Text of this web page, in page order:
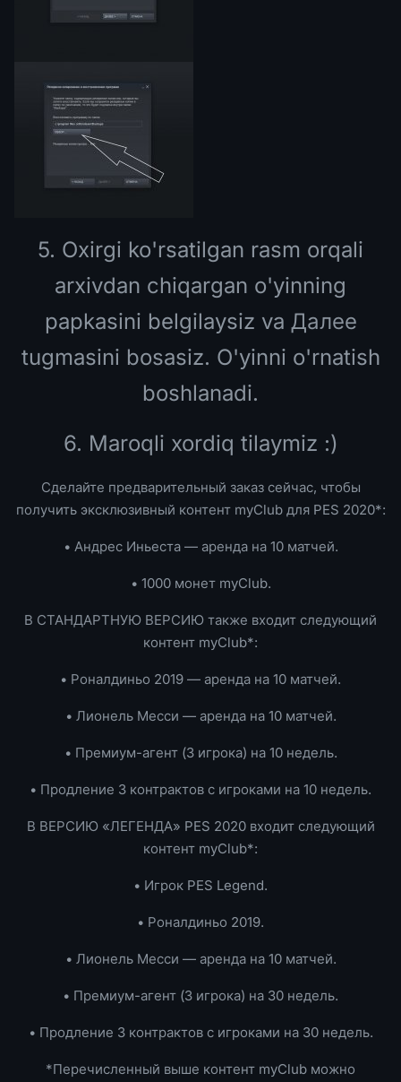
5. Oxirgi ko'rsatilgan rasm orqali
arxivdan chiqargan o'yinning
papkasini belgilaysiz va Далее
tugmasini bosasiz. O'yinni o'rnatish
boshlanadi.
6. Maroqli xordiq tilaymiz :)
Сделайте предварительный заказ сейчас, чтобы
получить эксклюзивный контент myClub для PES 2020*:
• Андрес Иньеста — аренда на 10 матчей.
• 1000 монет myClub.
В СТАНДАРТНУЮ ВЕРСИЮ также входит следующий
контент myClub*:
• Роналдиньо 2019 — аренда на 10 матчей.
• Лионель Месси — аренда на 10 матчей.
• Премиум-агент (3 игрока) на 10 недель.
• Продление 3 контрактов с игроками на 10 недель.
В ВЕРСИЮ «ЛЕГЕНДА» PES 2020 входит следующий
контент myClub*:
• Игрок PES Legend.
• Роналдиньо 2019.
• Лионель Месси — аренда на 10 матчей.
• Премиум-агент (3 игрока) на 30 недель.
• Продление 3 контрактов с игроками на 30 недель.
*Перечисленный выше контент myClub можно